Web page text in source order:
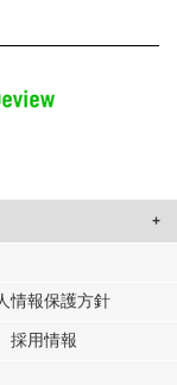
たコンテンツや広告の
しています。
提供した他の情報や、
集した他の情報を組み
情報保護方針
採用情報